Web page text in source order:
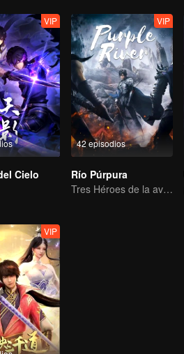
VIP
Cielo
42 episodios
VIP
Río Púrpura
Tres Héroes de la aventura de Zichuan en el Continente Xichuan
VIP